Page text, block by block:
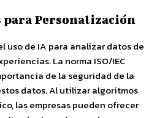
para Personalización
uso de IA para analizar datos de
La norma ISO/IEC
de la seguridad de la
datos. Al utilizar algoritmos
las empresas pueden ofrecer